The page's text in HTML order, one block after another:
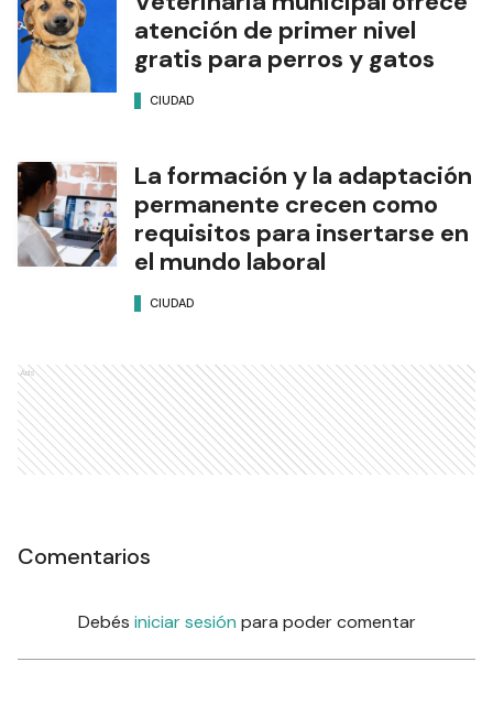
atención de primer nivel
gratis para perros y gatos
CIUDAD
La formación y la adaptación
permanente crecen como
requisitos para insertarse en
el mundo laboral
CIUDAD
Ads
Comentarios
Debés iniciar sesión para poder comentar